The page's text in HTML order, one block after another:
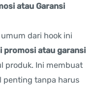
atau Garansi
dari hook ini
promosi atau garansi
produk. Ini membuat
penting tanpa harus